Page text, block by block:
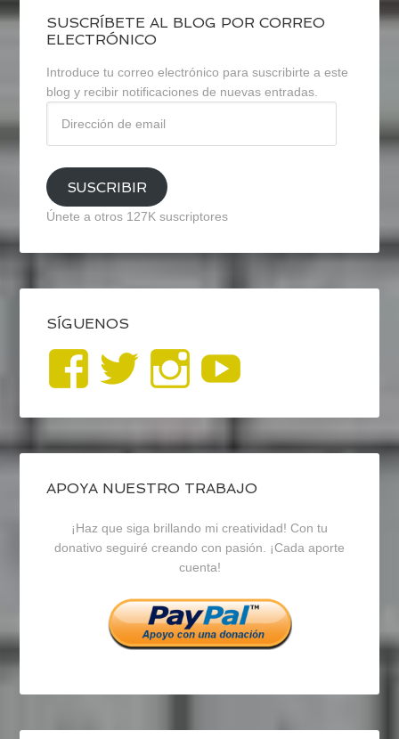
SUSCRÍBETE AL BLOG POR CORREO
ELECTRÓNICO
Introduce tu correo electrónico para suscribirte a este
blog y recibir notificaciones de nuevas entradas.
email
SUSCRIBIR
Únete a otros 127K suscriptores
SÍGUENOS
Ver
perfil
de
blogrecursosep
en
Facebook
Ver
perfil
de
recursosep
en
Twitter
Ver
perfil
de
recursosep
en
Instagram
APOYA NUESTRO TRABAJO
¡Haz que siga brillando mi creatividad! Con tu
donativo seguiré creando con pasión. ¡Cada aporte
cuenta!